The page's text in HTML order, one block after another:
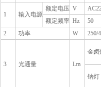
1 输入电源
额定电压 V
额定频率 Hz
50
2
功率 W 250/
3 光通量 Lm
金卤
钠灯